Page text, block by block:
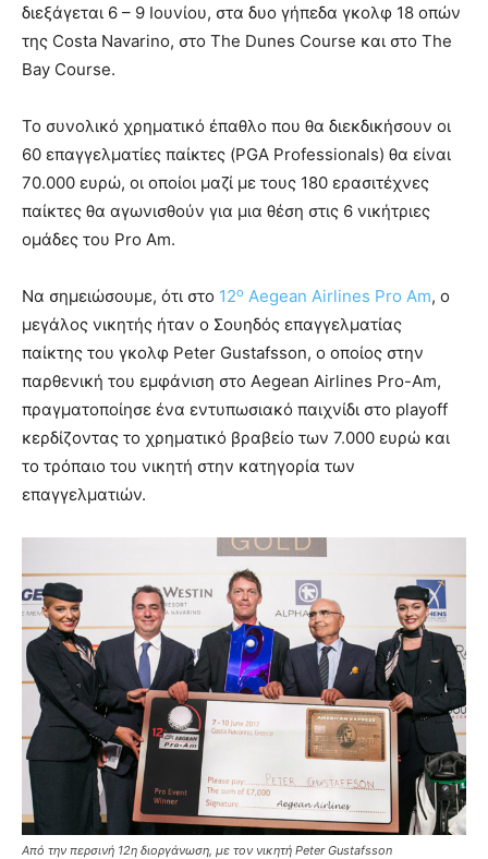
διεξάγεται 6 – 9 Ιουνίου, στα δυο γήπεδα γκολφ 18 οπών
της Costa Navarino, στο The Dunes Course και στο The
Bay Course.
Το συνολικό χρηµατικό έπαθλο που θα διεκδικήσουν οι
60 επαγγελματίες παίκτες (PGA Professionals) θα είναι
70.000 ευρώ, οι οποίοι μαζί με τους 180 ερασιτέχνες
παίκτες θα αγωνισθούν για μια θέση στις 6 νικήτριες
ομάδες του Pro Am.
Να σημειώσουμε, ότι στο 12ο Aegean Airlines Pro Am, ο
μεγάλος νικητής ήταν ο Σουηδός επαγγελματίας
παίκτης του γκολφ Peter Gustafsson, ο οποίος στην
παρθενική του εμφάνιση στο Aegean Airlines Pro-Am,
πραγματοποίησε ένα εντυπωσιακό παιχνίδι στο playoff
κερδίζοντας το χρηματικό βραβείο των 7.000 ευρώ και
το τρόπαιο του νικητή στην κατηγορία των
επαγγελματιών.
Από την περσινή 12η διοργάνωση, με τον νικητή Peter Gustafsson